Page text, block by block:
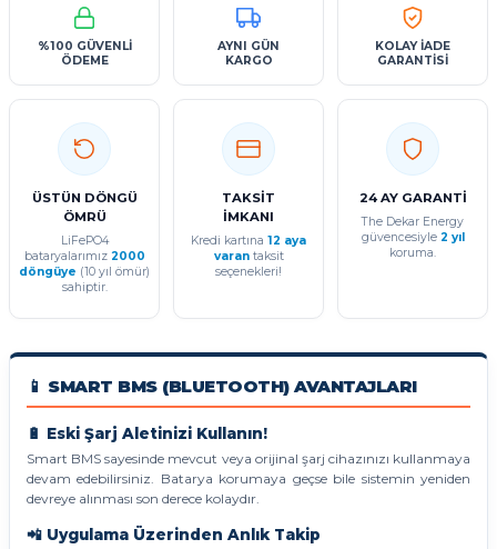
%100 GÜVENLİ
ÖDEME
AYNI GÜN
KARGO
KOLAY İADE
GARANTİSİ
ÜSTÜN DÖNGÜ
ÖMRÜ
LiFePO4
bataryalarımız 2000
döngüye (10 yıl ömür)
sahiptir.
TAKSİT
İMKANI
Kredi kartına 12 aya
varantaksit
seçenekleri!
24 AY GARANTİ
The Dekar Energy
güvencesiyle 2 yıl
koruma.
📱 SMART BMS (BLUETOOTH) AVANTAJLARI
🔋 Eski Şarj Aletinizi Kullanın!
Smart BMS sayesinde mevcut veya orijinal şarj cihazınızı kullanmaya
devam edebilirsiniz. Batarya korumaya geçse bile sistemin yeniden
devreye alınması son derece kolaydır.
📲 Uygulama Üzerinden Anlık Takip